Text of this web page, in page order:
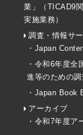
業」（TICAD9
実施業務）
調査・情報サ
・Japan
・令和6年度全
進等のための調
・Japan Book
アーカイブ
・令和7年度ア